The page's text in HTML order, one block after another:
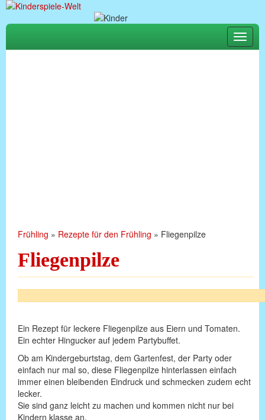
Toggle
Frühling » Rezepte für den Frühling » Fliegenpilze
Fliegenpilze
Ein Rezept für leckere Fliegenpilze aus Eiern und Tomaten.
Ein echter Hingucker auf jedem Partybuffet.
Ob am Kindergeburtstag, dem Gartenfest, der Party oder
einfach nur mal so, diese Fliegenpilze hinterlassen einfach
immer einen bleibenden Eindruck und schmecken zudem echt
lecker.
Sie sind ganz leicht zu machen und kommen nicht nur bei
Kindern klasse an.